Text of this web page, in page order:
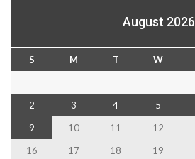
August 2026
S M T W
2
3 4 5
9
10 11 12
16
17 18 19